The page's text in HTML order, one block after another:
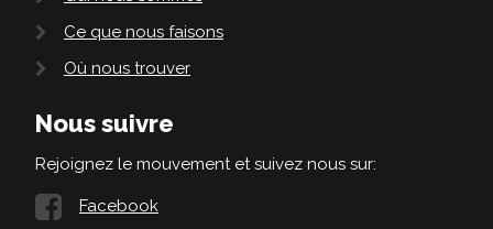
Ce que nous faisons
Où nous trouver
Nous suivre
Rejoignez le mouvement et suivez nous sur:
Facebook